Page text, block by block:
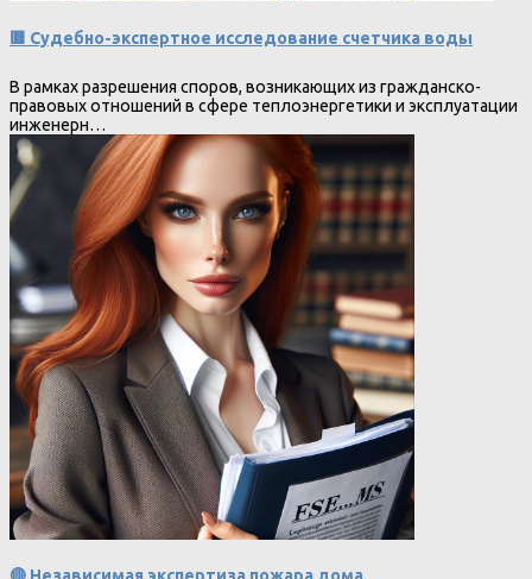
🟥 Судебно-экспертное исследование счетчика воды
В рамках разрешения споров, возникающих из гражданско-
правовых отношений в сфере теплоэнергетики и эксплуатации
инженерн…
🔴 Независимая экспертиза пожара дома